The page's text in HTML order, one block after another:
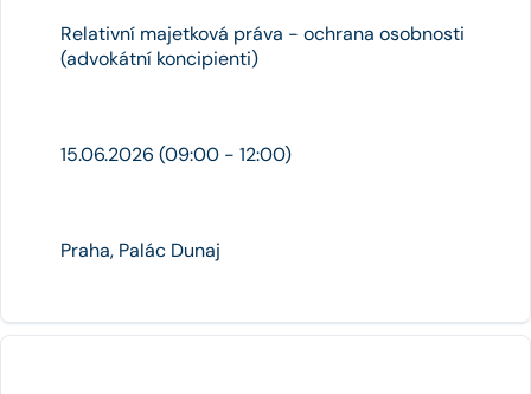
Relativní majetková práva - ochrana osobnosti
(advokátní koncipienti)
15.06.2026 (09:00 - 12:00)
Praha, Palác Dunaj